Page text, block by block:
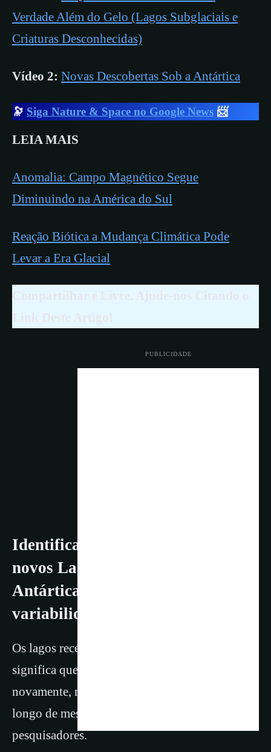
Verdade Além do Gelo (Lagos Subglaciais e
Criaturas Desconhecidas)
Vídeo 2: Novas Descobertas Sob a Antártica
🔭 Siga Nature & Space no Google News 📨
LEIA MAIS
Anomalia: Campo Magnético Segue
Diminuindo na América do Sul
Reação Biótica a Mudança Climática Pode
Levar a Era Glacial
PUBLICIDADE
Identificados as Fronteiras de 85
novos Lagos subglaciais ativos na
Antártica e seus padrões de
variabilidade
Os lagos recém-descobertos são “ativos”, o que
significa que periodicamente secam e enchem
novamente, mudando de tamanho e forma ao
longo de meses e anos, disseram os
pesquisadores.